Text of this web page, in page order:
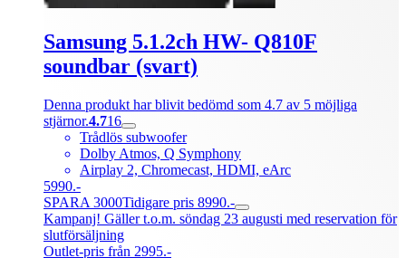
Samsung 5.1.2ch HW- Q810F
soundbar (svart)
Denna produkt har blivit bedömd som 4.7 av 5 möjliga
stjärnor.4.716
Trådlös subwoofer
Dolby Atmos, Q Symphony
Airplay 2, Chromecast, HDMI, eArc
5990.-
SPARA 3000Tidigare pris 8990.-
Kampanj! Gäller t.o.m. söndag 23 augusti med reservation för
slutförsäljning
Outlet-pris från 2995.-